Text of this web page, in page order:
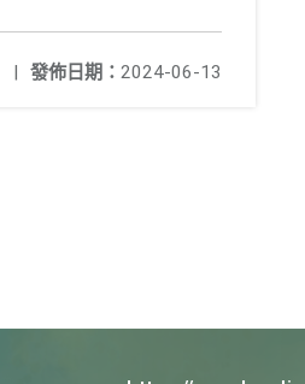
發佈日期： 2024-06-13
|